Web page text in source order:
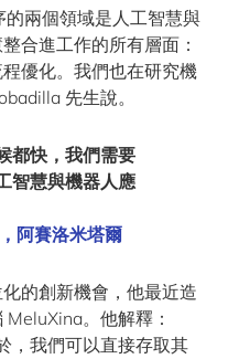
兩個領域是人工智慧與
合進工作的所有層面：
優化。我們也在研究機
先生說。
都快，我們需要
智慧與機器人應
阿賽洛米塔爾
的創新機會，他最近造
。他解釋：
，我們可以直接存取其